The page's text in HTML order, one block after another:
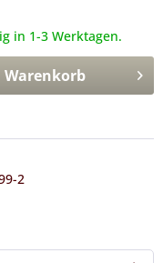
in 1-3 Werktagen.
Warenkorb
2